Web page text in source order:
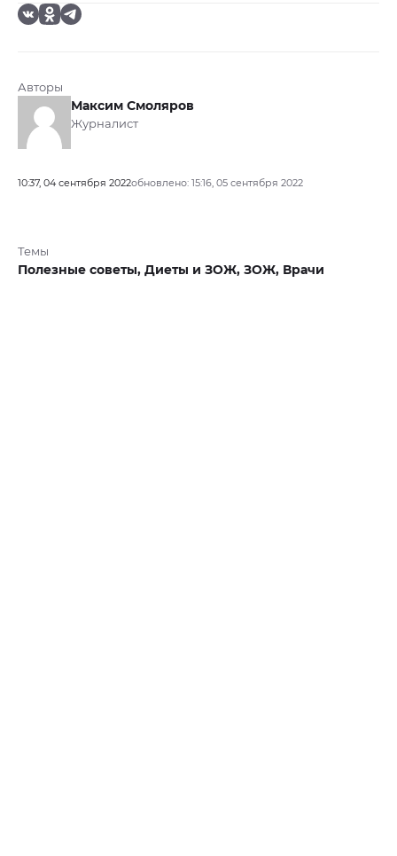
Авторы
Максим Смоляров
Журналист
10:37, 04 сентября 2022обновлено: 15:16, 05 сентября 2022
Темы
Полезные советы, Диеты и ЗОЖ, ЗОЖ, Врачи